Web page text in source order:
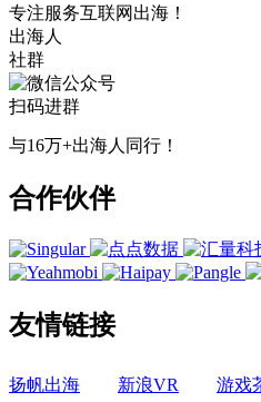
专注服务互联网出海！
出海人
社群
扫码进群
与16万+出海人同行！
合作伙伴
友情链接
扬帆出海 新浪VR 游戏